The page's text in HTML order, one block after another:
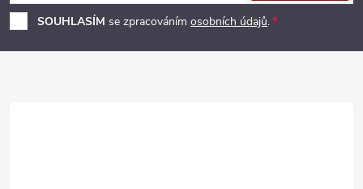
p
a
SOUHLASÍM se zpracováním osobních údajů.